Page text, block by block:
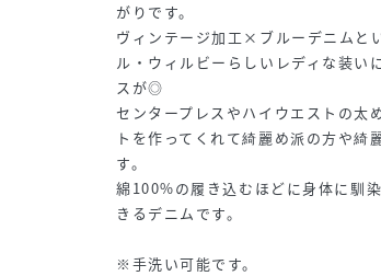
がりです。
ヴィンテージ加工×ブルーデニムと
ル・ウィルビーらしいレディな装い
スが◎
センタープレスやハイウエストの太
トを作ってくれて綺麗め派の方や綺
す。
綿100%の履き込むほどに身体に馴
きるデニムです。
※手洗い可能です。